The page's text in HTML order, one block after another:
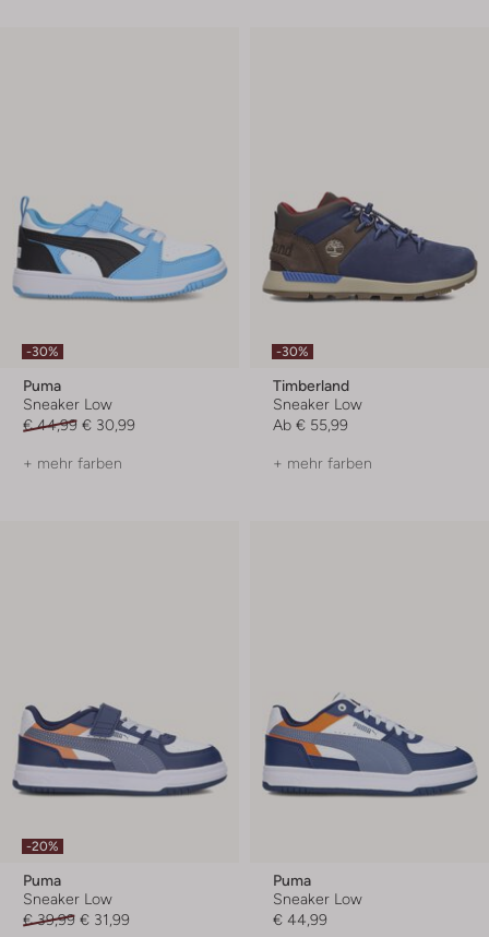
-30%
Puma
Sneaker Low
€ 44,99 € 30,99
+ mehr farben
-30%
Timberland
Sneaker Low
Ab € 55,99
+ mehr farben
-20%
Puma
Sneaker Low
€ 39,99 € 31,99
Puma
Sneaker Low
€ 44,99